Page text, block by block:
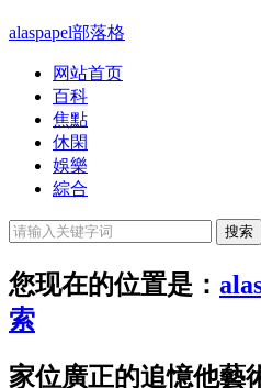
alaspapel部落格
网站首页
百科
焦點
休閑
娛樂
綜合
您现在的位置是：
索
家位廣正的追憶他藝